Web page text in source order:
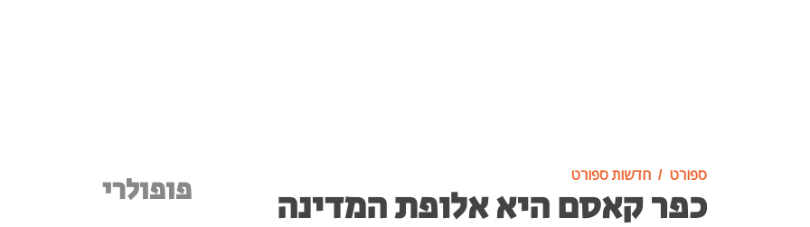
ספורט חדשות ספורט
כפר קאסם היא אלופת המדינה
פופולרי